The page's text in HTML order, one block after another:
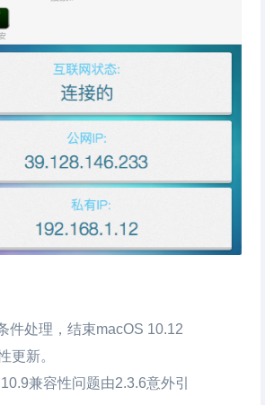
件处理，结束macOS 10.12
更新。
兼容性问题由2.3.6意外引